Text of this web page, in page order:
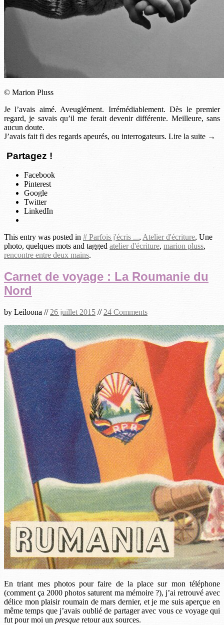
© Marion Pluss
Je l’avais aimé. Aveuglément. Irrémédiablement. Dès le premier
regard, je savais qu’il me ferait devenir différente. Meilleure, sans
aucun doute.
J’avais fait fi des regards apeurés, ou interrogateurs. Lire la suite →
Partagez !
Facebook
Pinterest
Google
Twitter
LinkedIn
This entry was posted in # Parfois j'écris ..., Atelier d'écriture, Une
photo, quelques mots and tagged atelier d'écriture, marion pluss,
rencontre entre deux mains.
Carnet de voyage : La Roumanie du
Nord
by Leiloona // 26 juillet 2015 // 24 Comments
En triant mes photos pour faire de la place sur mon téléphone
(comment ça 2000 photos saturent ma mémoire ?), j’ai retrouvé avec
délice mon plaisir roumain de mars dernier, et je me suis aperçue en
même temps que j’avais oublié de partager avec vous ce voyage qui
fut pour moi un presque retour aux sources.